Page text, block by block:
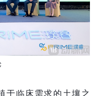
于临床需求的土壤之